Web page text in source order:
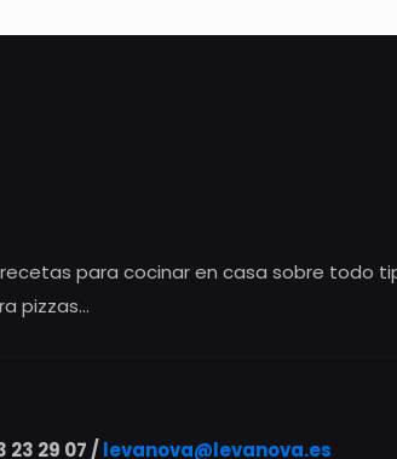
para cocinar en casa sobre todo
pizzas…
23 29 07 / levanova@levanova.es